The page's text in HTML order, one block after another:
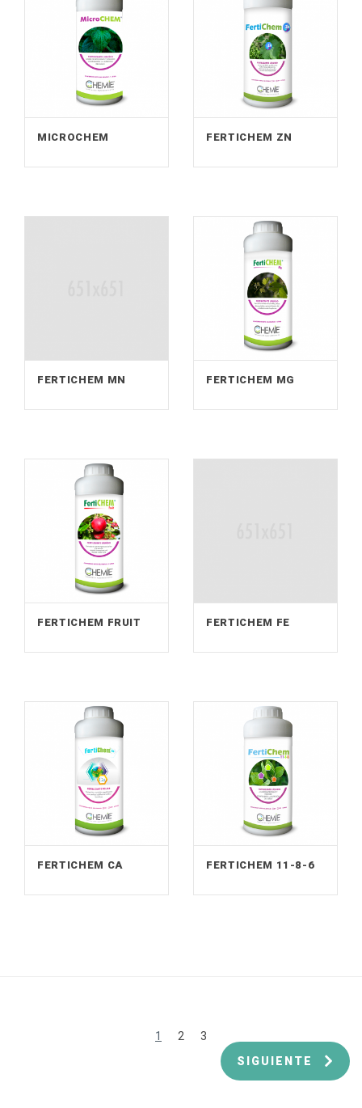
MICROCHEM FERTICHEM ZN
FERTICHEM MN FERTICHEM MG
FERTICHEM FRUIT FERTICHEM FE
FERTICHEM CA FERTICHEM 11-8-6
1 2
3
SIGUIENTE